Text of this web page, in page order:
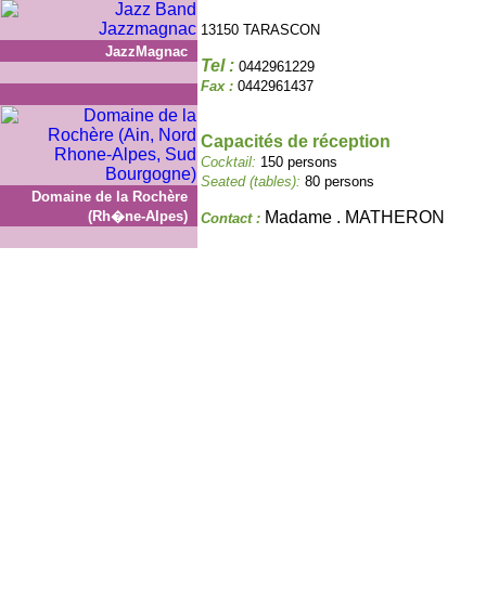
JazzMagnac
Domaine de la Rochère
(Rh�ne-Alpes)
13150 TARASCON
Tel : 0442961229
Fax : 0442961437
Capacités de réception
Cocktail: 150 persons
Seated (tables): 80 persons
Contact : Madame . MATHERON